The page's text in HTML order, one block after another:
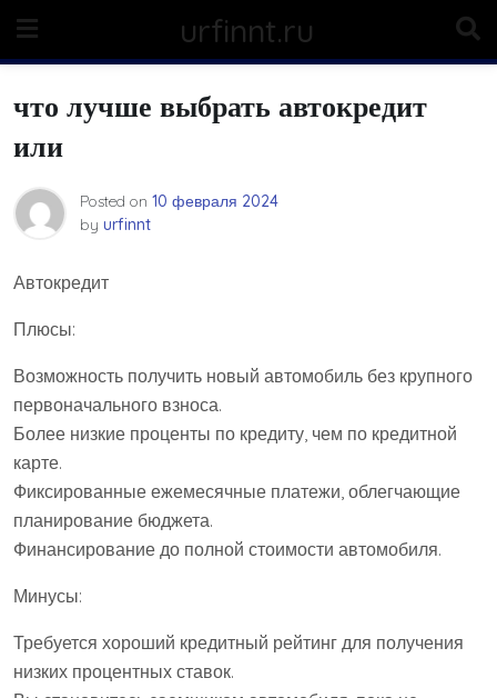
content
urfinnt.ru
что лучше выбрать автокредит
или
Posted on 10 февраля 2024
by urfinnt
Автокредит
Плюсы:
Возможность получить новый автомобиль без крупного
первоначального взноса.
Более низкие проценты по кредиту, чем по кредитной
карте.
Фиксированные ежемесячные платежи, облегчающие
планирование бюджета.
Финансирование до полной стоимости автомобиля.
Минусы:
Требуется хороший кредитный рейтинг для получения
низких процентных ставок.